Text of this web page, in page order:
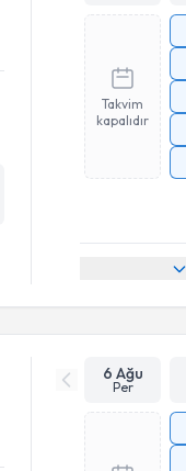
Takvim
kapalıdır
6 Ağu
Per